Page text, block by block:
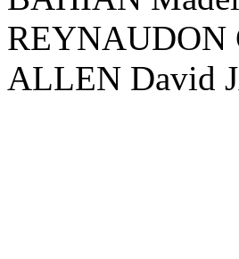
REYNAUDON
ALLEN David